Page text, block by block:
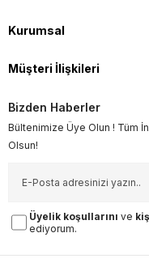
Kurumsal
Müşteri İlişkileri
Bizden Haberler
Bültenimize Üye Olun ! Tüm
Olsun!
Üyelik koşullarını ve
ediyorum.